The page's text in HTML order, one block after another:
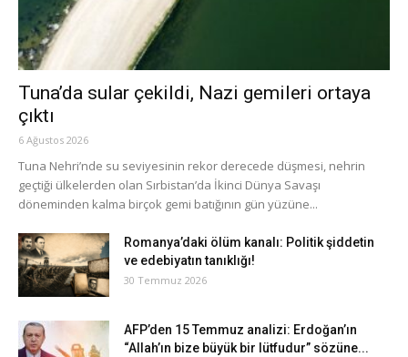
Tuna’da sular çekildi, Nazi gemileri ortaya
çıktı
6 Ağustos 2026
Tuna Nehri’nde su seviyesinin rekor derecede düşmesi, nehrin
geçtiği ülkelerden olan Sırbistan’da İkinci Dünya Savaşı
döneminden kalma birçok gemi batığının gün yüzüne...
Romanya’daki ölüm kanalı: Politik şiddetin
ve edebiyatın tanıklığı!
30 Temmuz 2026
AFP’den 15 Temmuz analizi: Erdoğan’ın
“Allah’ın bize büyük bir lütfudur” sözüne...